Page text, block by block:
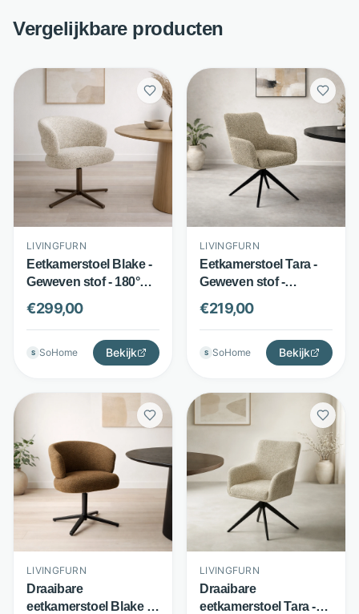
Vergelijkbare producten
LIVINGFURN
Eetkamerstoel Blake -
Geweven stof - 180°
draaibaar met pocket
springs - Beige -
Livingfurn
€299,00
S SoHome Bekijk
LIVINGFURN
Eetkamerstoel Tara -
Geweven stof -
Draaibaar met pocket
springs - Beige -
Livingfurn
€219,00
S SoHome Bekijk
LIVINGFURN
Draaibare
eetkamerstoel Blake -
LIVINGFURN
Draaibare
eetkamerstoel Tara -